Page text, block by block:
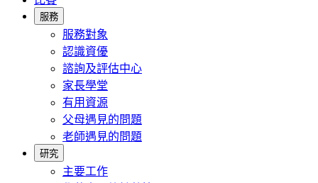
服務
服務對象
認識資優
諮詢及評估中心
家長學堂
有用資源
父母遇見的問題
老師遇見的問題
研究
主要工作